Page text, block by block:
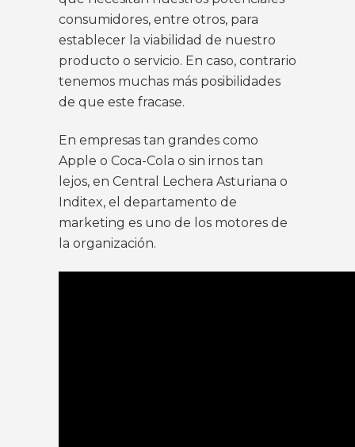
consumidores, entre otros, para
establecer la viabilidad de nuestro
producto o servicio. En caso, contrario
tenemos muchas más posibilidades
de que este fracase.
En empresas tan grandes como
Apple o Coca-Cola o sin irnos tan
lejos, en Central Lechera Asturiana o
Inditex, el departamento de
marketing es uno de los motores de
la organización.